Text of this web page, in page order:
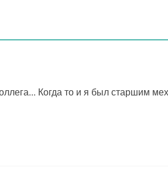
Когда то и я был старшим